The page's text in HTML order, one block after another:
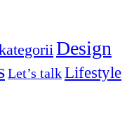
Design
Let’s talkLifestyle